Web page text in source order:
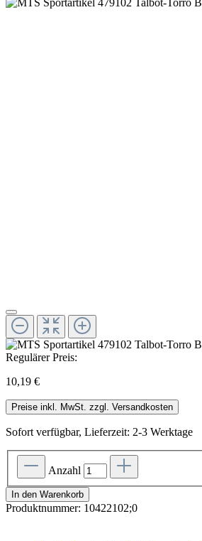
Regulärer Preis:
10,19 €
Preise inkl. MwSt. zzgl. Versandkosten
Sofort verfügbar, Lieferzeit: 2-3 Werktage
Anzahl
In den Warenkorb
Produktnummer: 10422102;0